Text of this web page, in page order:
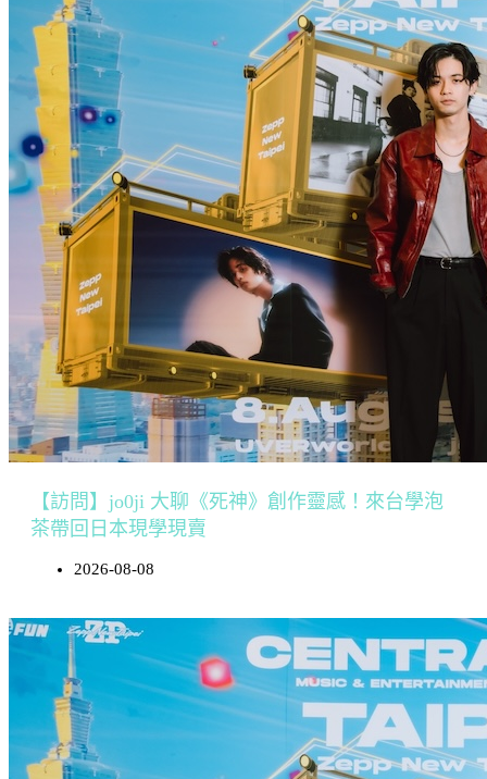
【訪問】jo0ji 大聊《死神》創作靈感！來台學泡
茶帶回日本現學現賣
2026-08-08